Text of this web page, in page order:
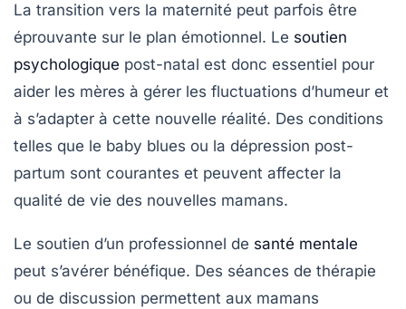
La transition vers la maternité peut parfois être
éprouvante sur le plan émotionnel. Le soutien
psychologique post-natal est donc essentiel pour
aider les mères à gérer les fluctuations d’humeur et
à s’adapter à cette nouvelle réalité. Des conditions
telles que le baby blues ou la dépression post-
partum sont courantes et peuvent affecter la
qualité de vie des nouvelles mamans.
Le soutien d’un professionnel de santé mentale
peut s’avérer bénéfique. Des séances de thérapie
ou de discussion permettent aux mamans